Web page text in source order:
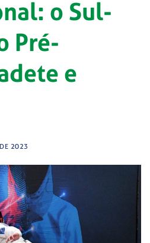
o Sul-
Pré-
e
2023